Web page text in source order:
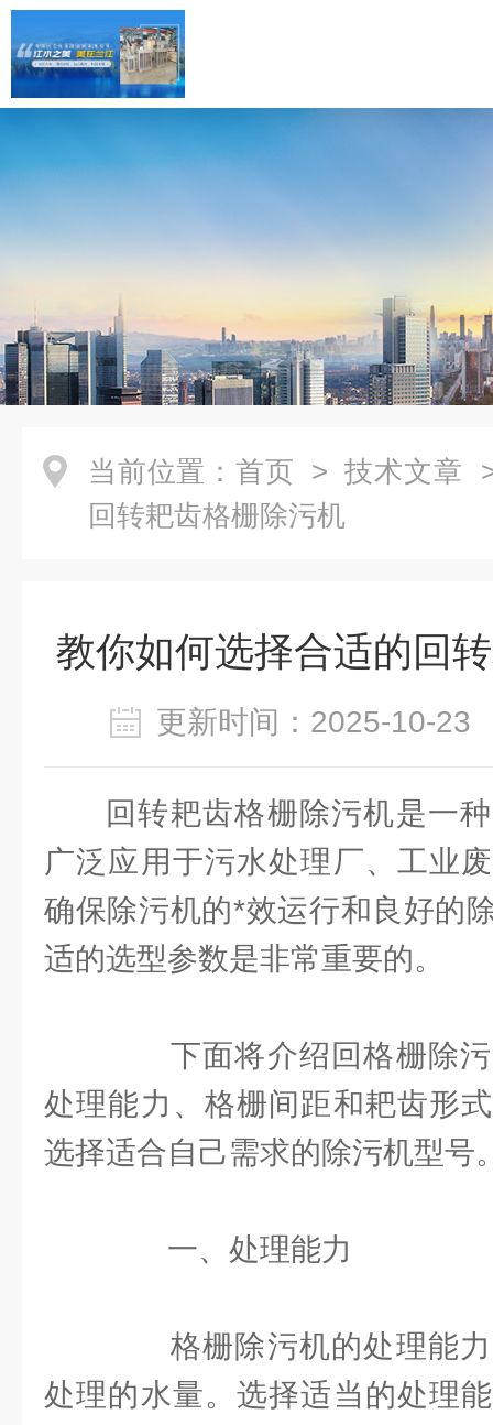
当前位置： 首页 > 技术文章
回转耙齿格栅除污机
教你如何选择合适的回
更新时间：2025-10-
回转耙齿格栅除污机是一
广泛应用于污水处理厂、工业
确保除污机的*效运行和良好的
适的选型参数是非常重要的。
下面将介绍回格栅除污
处理能力、格栅间距和耙齿形
选择适合自己需求的除污机型号
一、处理能力
格栅除污机的处理能力
处理的水量。选择适当的处理